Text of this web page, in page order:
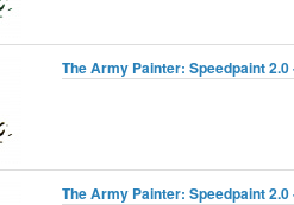
The Army Painter: Speedpaint
The Army Painter: Speedpaint 2.0